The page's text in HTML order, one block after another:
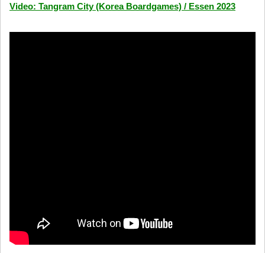
Video: Tangram City (Korea Boardgames) / Essen 2023